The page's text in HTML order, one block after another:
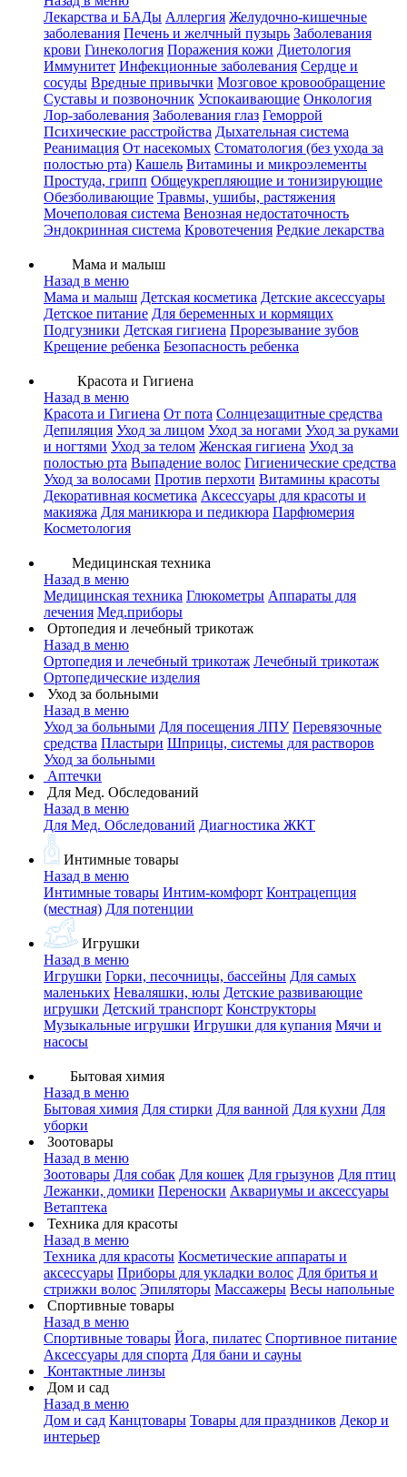
Лекарства и БАДы Аллергия Желудочно-кишечные
заболевания Печень и желчный пузырь Заболевания
крови Гинекология Поражения кожи Диетология
Иммунитет Инфекционные заболевания Сердце и
сосуды Вредные привычки Мозговое кровообращение
Суставы и позвоночник Успокаивающие Онкология
Лор-заболевания Заболевания глаз Геморрой
Психические расстройства Дыхательная система
Реанимация От насекомых Стоматология (без ухода за
полостью рта) Кашель Витамины и микроэлементы
Простуда, грипп Общеукрепляющие и тонизирующие
Обезболивающие Травмы, ушибы, растяжения
Мочеполовая система Венозная недостаточность
Эндокринная система Кровотечения Редкие лекарства
Мама и малыш
Назад в меню
Мама и малыш Детская косметика Детские аксессуары
Детское питание Для беременных и кормящих
Подгузники Детская гигиена Прорезывание зубов
Крещение ребенка Безопасность ребенка
Красота и Гигиена
Назад в меню
Красота и Гигиена От пота Солнцезащитные средства
Депиляция Уход за лицом Уход за ногами Уход за руками
и ногтями Уход за телом Женская гигиена Уход за
полостью рта Выпадение волос Гигиенические средства
Уход за волосами Против перхоти Витамины красоты
Декоративная косметика Аксессуары для красоты и
макияжа Для маникюра и педикюра Парфюмерия
Косметология
Медицинская техника
Назад в меню
Медицинская техника Глюкометры Аппараты для
лечения Мед.приборы
Ортопедия и лечебный трикотаж
Назад в меню
Ортопедия и лечебный трикотаж Лечебный трикотаж
Ортопедические изделия
Уход за больными
Назад в меню
Уход за больными Для посещения ЛПУ Перевязочные
средства Пластыри Шприцы, системы для растворов
Уход за больными
Аптечки
Для Мед. Обследований
Назад в меню
Для Мед. Обследований Диагностика ЖКТ
Интимные товары
Назад в меню
Интимные товары Интим-комфорт Контрацепция
(местная) Для потенции
Игрушки
Назад в меню
Игрушки Горки, песочницы, бассейны Для самых
маленьких Неваляшки, юлы Детские развивающие
игрушки Детский транспорт Конструкторы
Музыкальные игрушки Игрушки для купания Мячи и
насосы
Бытовая химия
Назад в меню
Бытовая химия Для стирки Для ванной Для кухни Для
уборки
Зоотовары
Назад в меню
Зоотовары Для собак Для кошек Для грызунов Для птиц
Лежанки, домики Переноски Аквариумы и аксессуары
Ветаптека
Техника для красоты
Назад в меню
Техника для красоты Косметические аппараты и
аксессуары Приборы для укладки волос Для бритья и
стрижки волос Эпиляторы Массажеры Весы напольные
Спортивные товары
Назад в меню
Спортивные товары Йога, пилатес Спортивное питание
Аксессуары для спорта Для бани и сауны
Контактные линзы
Дом и сад
Назад в меню
Дом и сад Канцтовары Товары для праздников Декор и
интерьер